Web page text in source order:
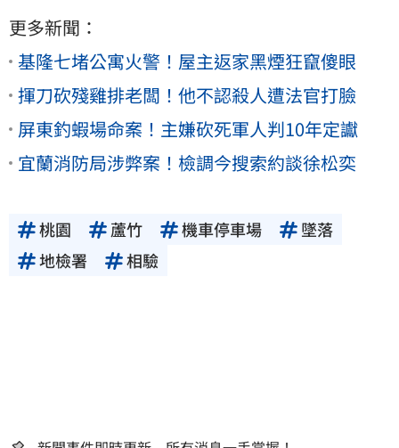
更多新聞：
基隆七堵公寓火警！屋主返家黑煙狂竄傻眼
揮刀砍殘雞排老闆！他不認殺人遭法官打臉
屏東釣蝦場命案！主嫌砍死軍人判10年定讞
宜蘭消防局涉弊案！檢調今搜索約談徐松奕
桃園 蘆竹 機車停車場
墜落
地檢署
相驗